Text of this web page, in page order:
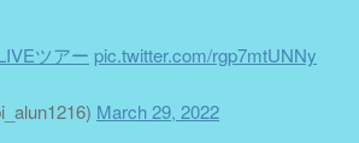
ツアー pic.twitter.com/rgp7mtUNNy
March 29, 2022